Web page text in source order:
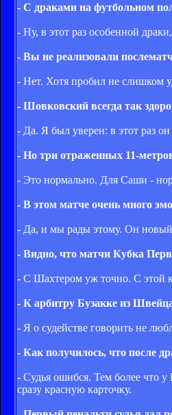
- С драками на футбольном
- Ну, в этот раз особенной
- Вы не реализовали
- Нет. Хотя пробил не слишком
- Шовковский всегда так
- Да. Я был уверен: в этот раз
- Но три отраженных 11-
- Это нормально. Для Саши -
- В этом матче очень много
- Да, и мы рады этому. Он новый
- Видно, что матчи Кубка
- С Шахтером уж точно. С этой
- К арбитру Бузакке из
- Я о судействе говорить не
- Как получилось, что после
- Судья ошибся. Тем более что
сразу красную карточку.